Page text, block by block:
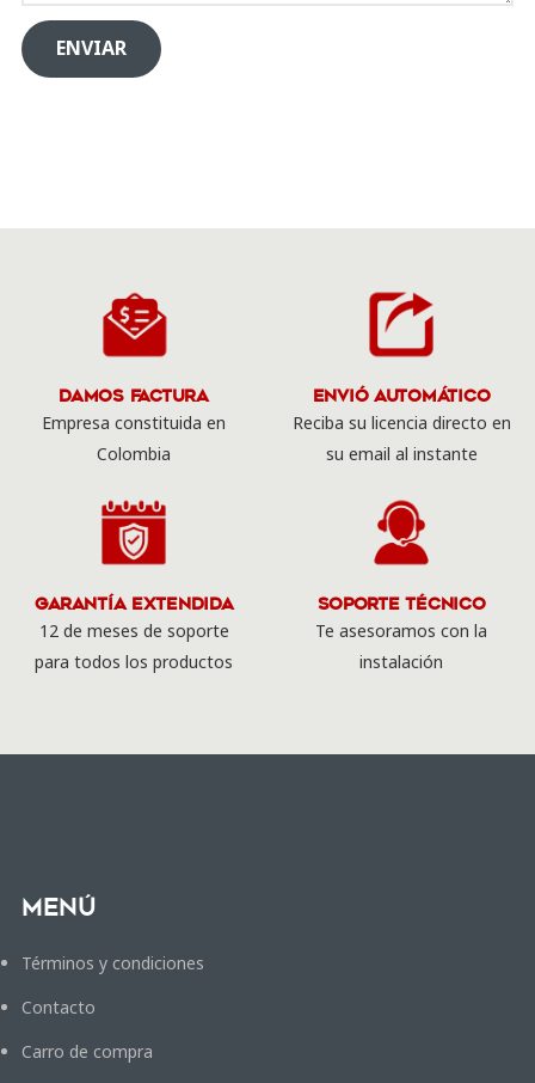
Damos Factura
Empresa constituida en
Colombia
Envió Automático
Reciba su licencia directo en
su email al instante
Garantía Extendida
12 de meses de soporte
para todos los productos
Soporte Técnico
Te asesoramos con la
instalación
Menú
Términos y condiciones
Contacto
Carro de compra